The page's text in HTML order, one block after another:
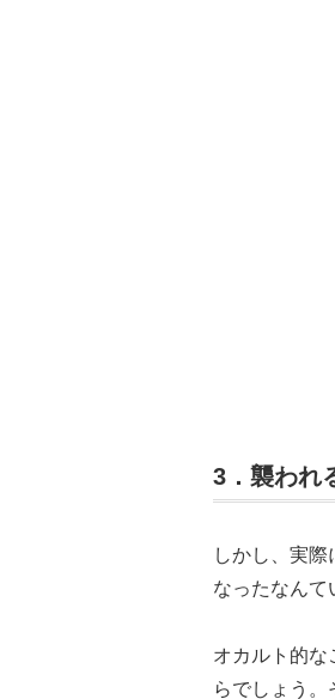
3．襲われ
しかし、実
なったなんて
オカルト的な
らでしょう。